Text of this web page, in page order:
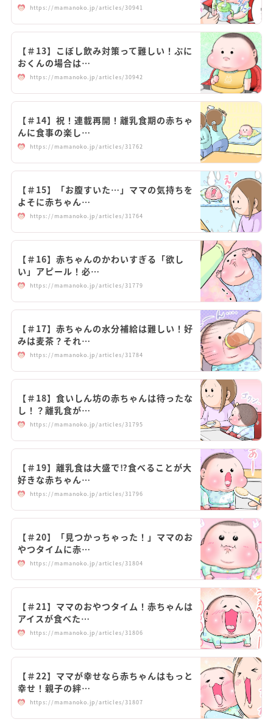
https://mamanoko.jp/articles/30941
【＃13】こぼし飲み対策って難しい！ぷに
おくんの場合は…
https://mamanoko.jp/articles/30942
【＃14】祝！連載再開！離乳食期の赤ちゃ
んに食事の楽し…
https://mamanoko.jp/articles/31762
【＃15】「お腹すいた…」ママの気持ちを
よそに赤ちゃん…
https://mamanoko.jp/articles/31764
【＃16】赤ちゃんのかわいすぎる「欲し
い」アピール！必…
https://mamanoko.jp/articles/31779
【＃17】赤ちゃんの水分補給は難しい！好
みは麦茶？それ…
https://mamanoko.jp/articles/31784
【＃18】食いしん坊の赤ちゃんは待ったな
し！？離乳食が…
https://mamanoko.jp/articles/31795
【＃19】離乳食は大盛で⁉食べることが大
好きな赤ちゃん…
https://mamanoko.jp/articles/31796
【＃20】「見つかっちゃった！」ママのお
やつタイムに赤…
https://mamanoko.jp/articles/31804
【＃21】ママのおやつタイム！赤ちゃんは
アイスが食べた…
https://mamanoko.jp/articles/31806
【＃22】ママが幸せなら赤ちゃんはもっと
幸せ！親子の絆…
https://mamanoko.jp/articles/31807